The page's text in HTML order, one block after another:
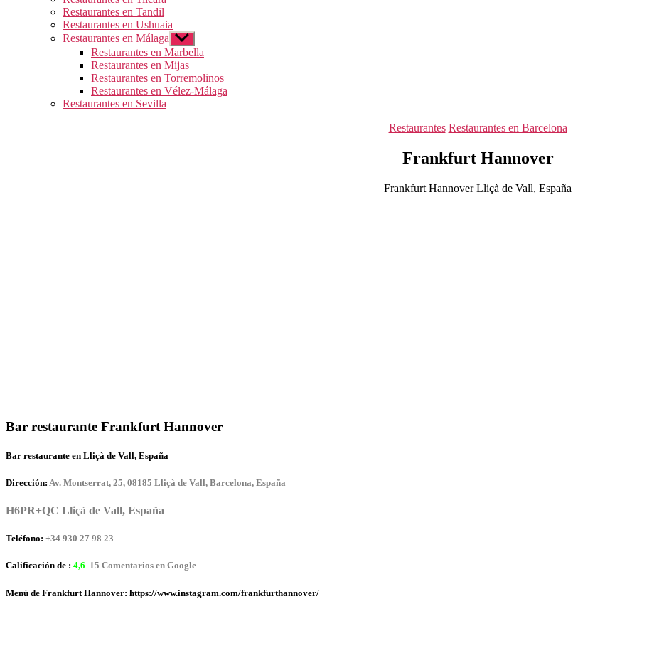
Restaurantes en Tandil
Restaurantes en Ushuaia
Restaurantes en Málaga Mostrar
el
submenú
Restaurantes en Marbella
Restaurantes en Mijas
Restaurantes en Torremolinos
Restaurantes en Vélez-Málaga
Restaurantes en Sevilla
Categorías
Restaurantes Restaurantes en Barcelona
Frankfurt Hannover
Frankfurt Hannover Lliçà de Vall, España
Bar restaurante Frankfurt Hannover
Bar restaurante en Lliçà de Vall, España
Dirección: Av. Montserrat, 25, 08185 Lliçà de Vall, Barcelona, España
H6PR+QC Lliçà de Vall, España
Teléfono: +34 930 27 98 23
Calificación de : 4,6 15 Comentarios en Google
Menú de Frankfurt Hannover: https://www.instagram.com/frankfurthannover/